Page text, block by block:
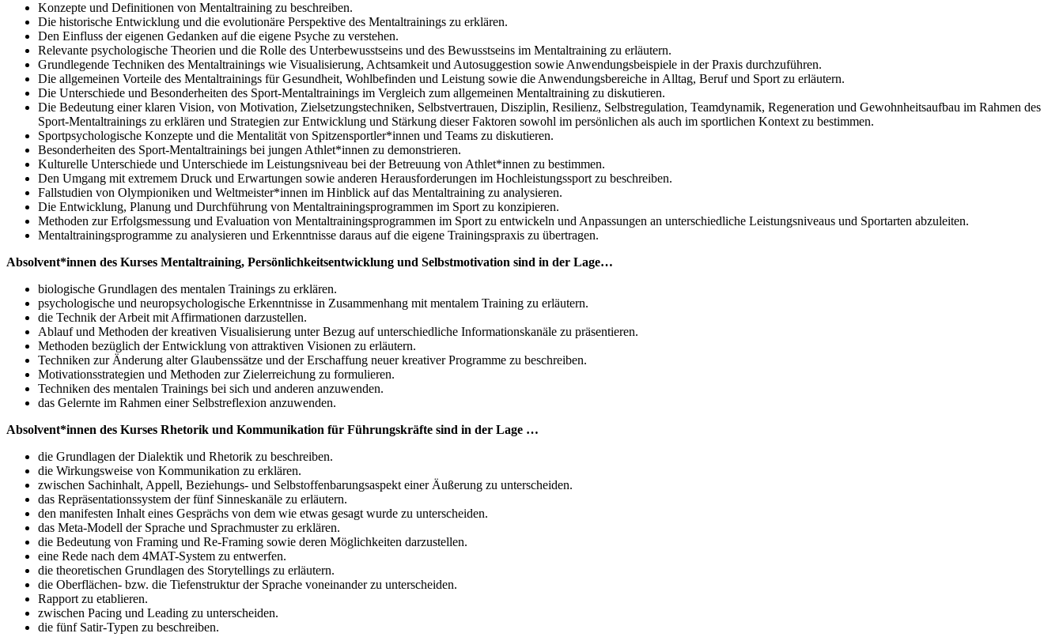
Konzepte und Definitionen von Mentaltraining zu beschreiben.
Die historische Entwicklung und die evolutionäre Perspektive des Mentaltrainings zu erklären.
Den Einfluss der eigenen Gedanken auf die eigene Psyche zu verstehen.
Relevante psychologische Theorien und die Rolle des Unterbewusstseins und des Bewusstseins im Mentaltraining zu erläutern.
Grundlegende Techniken des Mentaltrainings wie Visualisierung, Achtsamkeit und Autosuggestion sowie Anwendungsbeispiele in der Praxis durchzuführen.
Die allgemeinen Vorteile des Mentaltrainings für Gesundheit, Wohlbefinden und Leistung sowie die Anwendungsbereiche in Alltag, Beruf und Sport zu erläutern.
Die Unterschiede und Besonderheiten des Sport-Mentaltrainings im Vergleich zum allgemeinen Mentaltraining zu diskutieren.
Die Bedeutung einer klaren Vision, von Motivation, Zielsetzungstechniken, Selbstvertrauen, Disziplin, Resilienz, Selbstregulation, Teamdynamik, Regeneration und Gewohnheitsaufbau im Rahmen des
Sport-Mentaltrainings zu erklären und Strategien zur Entwicklung und Stärkung dieser Faktoren sowohl im persönlichen als auch im sportlichen Kontext zu bestimmen.
Sportpsychologische Konzepte und die Mentalität von Spitzensportler*innen und Teams zu diskutieren.
Besonderheiten des Sport-Mentaltrainings bei jungen Athlet*innen zu demonstrieren.
Kulturelle Unterschiede und Unterschiede im Leistungsniveau bei der Betreuung von Athlet*innen zu bestimmen.
Den Umgang mit extremem Druck und Erwartungen sowie anderen Herausforderungen im Hochleistungssport zu beschreiben.
Fallstudien von Olympioniken und Weltmeister*innen im Hinblick auf das Mentaltraining zu analysieren.
Die Entwicklung, Planung und Durchführung von Mentaltrainingsprogrammen im Sport zu konzipieren.
Methoden zur Erfolgsmessung und Evaluation von Mentaltrainingsprogrammen im Sport zu entwickeln und Anpassungen an unterschiedliche Leistungsniveaus und Sportarten abzuleiten.
Mentaltrainingsprogramme zu analysieren und Erkenntnisse daraus auf die eigene Trainingspraxis zu übertragen.
Absolvent*innen des Kurses Mentaltraining, Persönlichkeitsentwicklung und Selbstmotivation sind in der Lage…
biologische Grundlagen des mentalen Trainings zu erklären.
psychologische und neuropsychologische Erkenntnisse in Zusammenhang mit mentalem Training zu erläutern.
die Technik der Arbeit mit Affirmationen darzustellen.
Ablauf und Methoden der kreativen Visualisierung unter Bezug auf unterschiedliche Informationskanäle zu präsentieren.
Methoden bezüglich der Entwicklung von attraktiven Visionen zu erläutern.
Techniken zur Änderung alter Glaubenssätze und der Erschaffung neuer kreativer Programme zu beschreiben.
Motivationsstrategien und Methoden zur Zielerreichung zu formulieren.
Techniken des mentalen Trainings bei sich und anderen anzuwenden.
das Gelernte im Rahmen einer Selbstreflexion anzuwenden.
Absolvent*innen des Kurses Rhetorik und Kommunikation für Führungskräfte sind in der Lage …
die Grundlagen der Dialektik und Rhetorik zu beschreiben.
die Wirkungsweise von Kommunikation zu erklären.
zwischen Sachinhalt, Appell, Beziehungs- und Selbstoffenbarungsaspekt einer Äußerung zu unterscheiden.
das Repräsentationssystem der fünf Sinneskanäle zu erläutern.
den manifesten Inhalt eines Gesprächs von dem wie etwas gesagt wurde zu unterscheiden.
das Meta-Modell der Sprache und Sprachmuster zu erklären.
die Bedeutung von Framing und Re-Framing sowie deren Möglichkeiten darzustellen.
eine Rede nach dem 4MAT-System zu entwerfen.
die theoretischen Grundlagen des Storytellings zu erläutern.
die Oberflächen- bzw. die Tiefenstruktur der Sprache voneinander zu unterscheiden.
Rapport zu etablieren.
zwischen Pacing und Leading zu unterscheiden.
die fünf Satir-Typen zu beschreiben.